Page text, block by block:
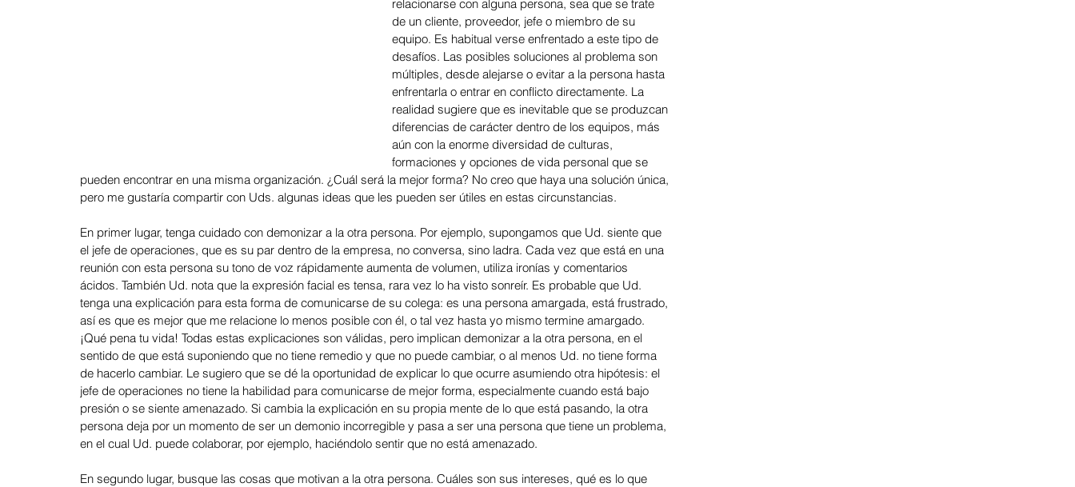
Noviembre 2025: Compensaciones
Septiembre 2025: Trabajo en Equipo
Agosto 2025: Negociación Julio 2025: Venta Junio 2025: La Cadena de Logística
Mayo 2025: Gestión del Tiempo Abril 2025: Liderazgo Marzo 2025: Autocuidado
Febrero 2025: Aprendizaje Enero 2025: Diversidad e Inclusión
Diciembre 2024: Reclutamiento y Sel Noviembre 2024: Compensaciones y Be
Octubre 2024: Business Partners Septiembre 2024: Trabajo en Equipo
relacionarse con alguna persona, sea que se trate
de un cliente, proveedor, jefe o miembro de su
equipo. Es habitual verse enfrentado a este tipo de
desafíos. Las posibles soluciones al problema son
múltiples, desde alejarse o evitar a la persona hasta
enfrentarla o entrar en conflicto directamente. La
realidad sugiere que es inevitable que se produzcan
diferencias de carácter dentro de los equipos, más
aún con la enorme diversidad de culturas,
formaciones y opciones de vida personal que se
pueden encontrar en una misma organización. ¿Cuál será la mejor forma? No creo que haya una solución única,
pero me gustaría compartir con Uds. algunas ideas que les pueden ser útiles en estas circunstancias.
En primer lugar, tenga cuidado con demonizar a la otra persona. Por ejemplo, supongamos que Ud. siente que
el jefe de operaciones, que es su par dentro de la empresa, no conversa, sino ladra. Cada vez que está en una
reunión con esta persona su tono de voz rápidamente aumenta de volumen, utiliza ironías y comentarios
ácidos. También Ud. nota que la expresión facial es tensa, rara vez lo ha visto sonreír. Es probable que Ud.
tenga una explicación para esta forma de comunicarse de su colega: es una persona amargada, está frustrado,
así es que es mejor que me relacione lo menos posible con él, o tal vez hasta yo mismo termine amargado.
¡Qué pena tu vida! Todas estas explicaciones son válidas, pero implican demonizar a la otra persona, en el
sentido de que está suponiendo que no tiene remedio y que no puede cambiar, o al menos Ud. no tiene forma
de hacerlo cambiar. Le sugiero que se dé la oportunidad de explicar lo que ocurre asumiendo otra hipótesis: el
jefe de operaciones no tiene la habilidad para comunicarse de mejor forma, especialmente cuando está bajo
presión o se siente amenazado. Si cambia la explicación en su propia mente de lo que está pasando, la otra
persona deja por un momento de ser un demonio incorregible y pasa a ser una persona que tiene un problema,
en el cual Ud. puede colaborar, por ejemplo, haciéndolo sentir que no está amenazado.
En segundo lugar, busque las cosas que motivan a la otra persona. Cuáles son sus intereses, qué es lo que